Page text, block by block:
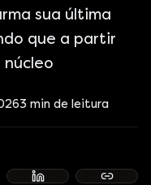
sua última
que a partir
3 min de leitura